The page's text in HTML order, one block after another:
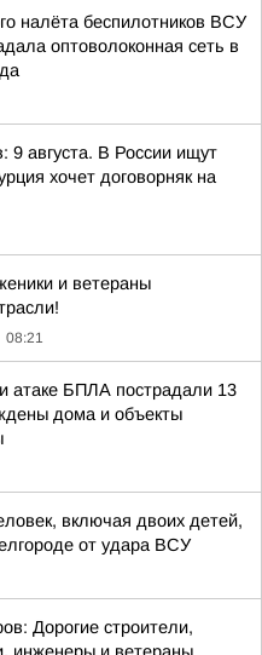
налёта беспилотников ВСУ
оптоволоконная сеть в
9 августа. В России ищут
хочет договорняк на
и ветераны
08:21
атаке БПЛА пострадали 13
дома и объекты
включая двоих детей,
от удара ВСУ
Дорогие строители,